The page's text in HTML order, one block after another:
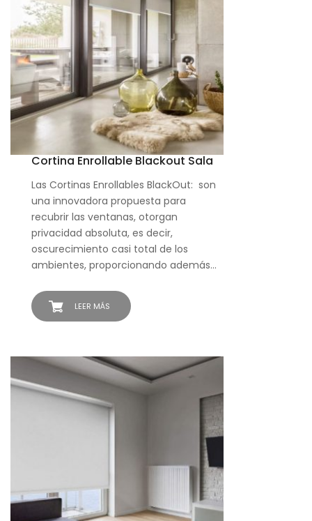
LEER MÁS
Cortina Enrollable Blackout Sala
Las Cortinas Enrollables BlackOut: son
una innovadora propuesta para
recubrir las ventanas, otorgan
privacidad absoluta, es decir,
oscurecimiento casi total de los
ambientes, proporcionando además…